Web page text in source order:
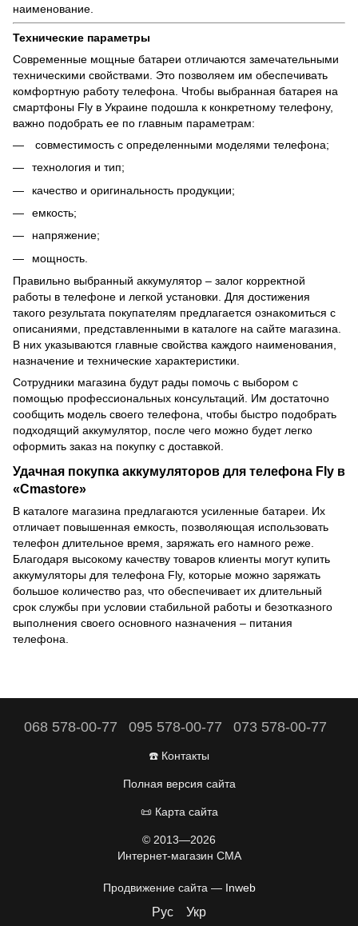
наименование.
Технические параметры
Современные мощные батареи отличаются замечательными
техническими свойствами. Это позволяем им обеспечивать
комфортную работу телефона . Чтобы выбранная батарея на
смартфоны Fly в Украине подошла к конкретному телефону,
важно подобрать ее по главным параметрам:
совместимость с определенными моделями телефона;
технология и тип;
качество и оригинальность продукции;
емкость;
напряжение;
мощность.
Правильно выбранный аккумулятор – залог корректной
работы в телефоне и легкой установки. Для достижения
такого результата покупателям предлагается ознакомиться с
описаниями, представленными в каталоге на сайте магазина.
В них указываются главные свойства каждого наименования,
назначение и технические характеристики.
Сотрудники магазина будут рады помочь с выбором с
помощью профессиональных консультаций. Им достаточно
сообщить модель своего телефона, чтобы быстро подобрать
подходящий аккумулятор, после чего можно будет легко
оформить заказ на покупку с доставкой.
Удачная покупка аккумуляторов для телефона Fly в
«Cmastore»
В каталоге магазина предлагаются усиленные батареи . Их
отличает повышенная емкость, позволяющая использовать
телефон длительное время, заряжать его намного реже.
Благодаря высокому качеству товаров клиенты могут купить
аккумуляторы для телефона Fly, которые можно заряжать
большое количество раз, что обеспечивает их длительный
срок службы при условии стабильной работы и безотказного
выполнения своего основного назначения – питания
телефона.
068 578-00-77 095 578-00-77 073 578-00-77
☎️ Контакты
Полная версия сайта
📜 Карта сайта
© 2013—2026
Интернет-магазин CMA
Продвижение сайта — Inweb
Рус Укр